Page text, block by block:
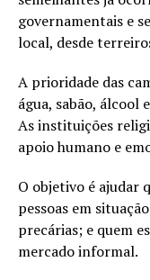
governamentais e
local, desde
A prioridade das
água, sabão, álcool
As instituições
apoio humano e
O objetivo é ajudar
pessoas em
precárias; e quem
mercado informal.